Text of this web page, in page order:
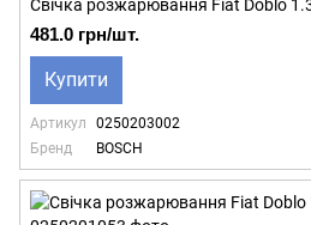
Свічка розжарювання Fiat Doblo
481.0 грн/шт.
Купити
Артикул
0250203002
Бренд
BOSCH